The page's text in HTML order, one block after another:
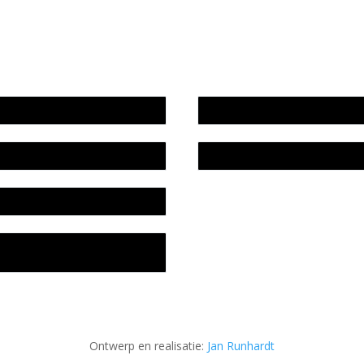
Ontwerp en realisatie: Jan Runhardt